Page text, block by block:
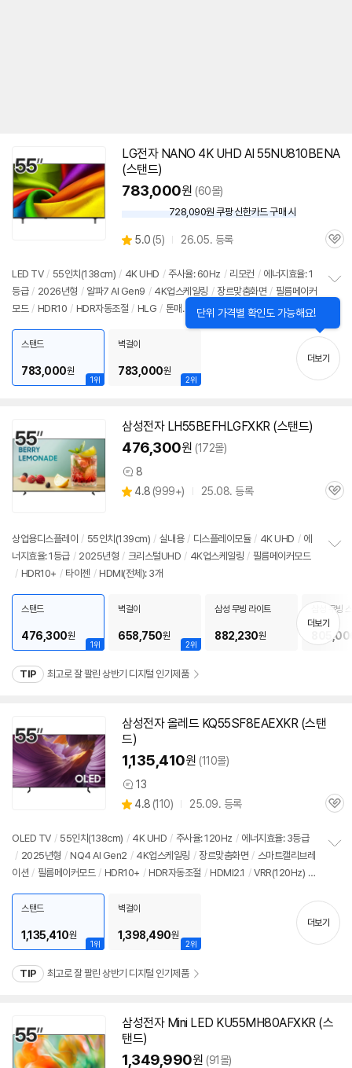
LG전자 NANO 4KUHD AI 55NU810BENA
(스탠드)
783,000원 (60몰)
할
가
728,090원 쿠팡 신한카드 구매 시
별
5.0 (상
리
뷰
5) 26.05. 등록
관
LED TV / 55인치 (138cm) / 4KUHD / 주사율: 60Hz / 리모컨 / 에너지효율: 1
등급 / 2026년형 / 알파7 AI Gen9 / 4K업스케일링 / 장르맞춤화면 / 필름메이커
모드 / HDR10 / HDR자동조절 / HLG / 톤매
/ 웹OS 26 / HDMI(전체): 2개
정
펼
기
1위
스탠드
783,000원
2위
벽걸이
783,000원
더보기
삼성전자 LH55BEFHLGFXKR (스탠드)
476,300원 (172몰)
상
품
8
별
4.8 (상
뷰
999+) 25.08. 등록
관
상업용디스플레이 / 55인치 (139cm) / 실내용 / 디스플레이모듈 / 4KUHD / 에
너지효율: 1등급 / 2025년형 / 크리스털UHD / 4K업스케일링 / 필름메이커모드
/ HDR10+ / 타이젠 / HDMI(전체): 3개
치
기
1위
스탠드
476,300원
2위
벽걸이
658,750원
삼성 무빙 라이트
882,230원
삼성 무빙
더보기
TIP 최고로 잘 팔린 상반기 디지털 인기제품
삼성전자 올레드 KQ55SF8EAEXKR (스탠
드)
1,135,410원 (110몰)
상
품
견
13
별
4.8 (상
리
뷰
110) 25.09. 등록
관
OLED TV / 55인치 (138cm) / 4KUHD / 주사율: 120Hz / 에너지효율: 3등급
/ 2025년형 / NQ4 AI Gen2 / 4K업스케일링 / 장르맞춤화면 / 스마트캘리브레
이션 / 필름메이커모드 / HDR10+ / HDR자동조절 / HDMI2.1 / VRR(120Hz) /
390,000원
기
1위
스탠드
1,135,410원
2위
벽걸이
1,398,490원
더보기
TIP 최고로 잘 팔린 상반기 디지털 인기제품
삼성전자 Mini LED KU55MH80AFXKR (스
탠드)
1,349,990원 (91몰)